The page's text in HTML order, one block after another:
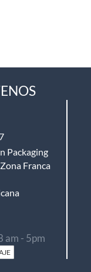
Packaging
Franca
am - 5pm